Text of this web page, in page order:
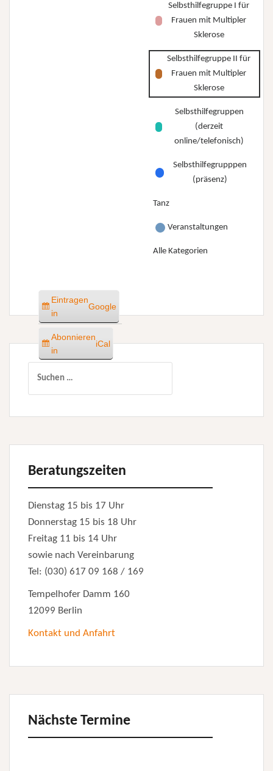
Selbsthilfegruppe I für
Frauen mit Multipler
Sklerose
Selbsthilfegruppe II für
Frauen mit Multipler
Sklerose
Selbsthilfegruppen
(derzeit
online/telefonisch)
Selbsthilfegrupppen
(präsenz)
Tanz
Veranstaltungen
Alle Kategorien
Eintragen
in
Google
Abonnieren
in
iCal
Beratungszeiten
Dienstag 15 bis 17 Uhr
Donnerstag 15 bis 18 Uhr
Freitag 11 bis 14 Uhr
sowie nach Vereinbarung
Tel: (030) 617 09 168 / 169
Tempelhofer Damm 160
12099 Berlin
Kontakt und Anfahrt
Nächste Termine